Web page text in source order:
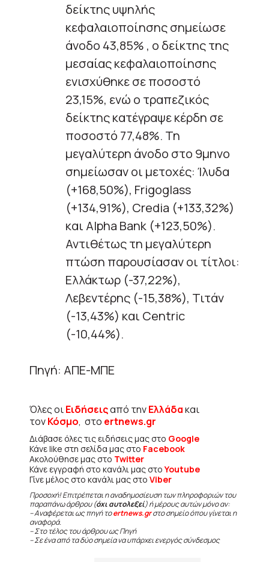
δείκτης υψηλής
κεφαλαιοποίησης σημείωσε
άνοδο 43,85% , ο δείκτης της
μεσαίας κεφαλαιοποίησης
ενισχύθηκε σε ποσοστό
23,15%, ενώ ο τραπεζικός
δείκτης κατέγραψε κέρδη σε
ποσοστό 77,48%. Τη
μεγαλύτερη άνοδο στο 9μηνο
σημείωσαν οι μετοχές: Ίλυδα
(+168,50%), Frigoglass
(+134,91%), Credia (+133,32%)
και Alpha Bank (+123,50%).
Αντιθέτως τη μεγαλύτερη
πτώση παρουσίασαν οι τίτλοι:
Ελλάκτωρ (-37,22%),
Λεβεντέρης (-15,38%), Τιτάν
(-13,43%) και Centric
(-10,44%).
Πηγή: ΑΠΕ-ΜΠΕ
Όλες οιΕιδήσειςαπό τηνΕλλάδακαι
τονΚόσμο, στο ertnews.gr
Διάβασε όλες τις ειδήσεις μας στο Google
Κάνε like στη σελίδα μας στο Facebook
Ακολούθησε μας στο Twitter
Κάνε εγγραφή στο κανάλι μας στοYoutube
Γίνε μέλος στο κανάλι μας στο Viber
Προσοχή! Επιτρέπεται η αναδημοσίευση των πληροφοριών του
παραπάνω άρθρου (όχι αυτολεξεί) ή μέρους αυτών μόνο αν:
– Αναφέρεται ως πηγή τοertnews.grστο σημείο όπου γίνεται η
αναφορά.
– Στο τέλος του άρθρου ως Πηγή
– Σε ένα από τα δύο σημεία να υπάρχει ενεργός σύνδεσμος